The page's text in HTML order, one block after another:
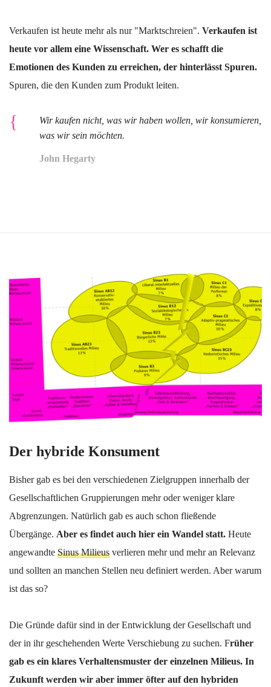
Verkaufen ist heute mehr als nur "Marktschreien". Verkaufen ist
heute vor allem eine Wissenschaft. Wer es schafft die
Emotionen des Kunden zu erreichen, der hinterlässt Spuren.
Spuren, die den Kunden zum Produkt leiten.
Wir kaufen nicht, was wir haben wollen, wir konsumieren,
was wir sein möchten.
John Hegarty
Der hybride Konsument
Bisher gab es bei den verschiedenen Zielgruppen innerhalb der
Gesellschaftlichen Gruppierungen mehr oder weniger klare
Abgrenzungen. Natürlich gab es auch schon fließende
Übergänge. Aber es findet auch hier ein Wandel statt. Heute
angewandte Sinus Milieus verlieren mehr und mehr an Relevanz
und sollten an manchen Stellen neu definiert werden. Aber warum
ist das so?
Die Gründe dafür sind in der Entwicklung der Gesellschaft und
der in ihr geschehenden Werte Verschiebung zu suchen. Früher
gab es ein klares Verhaltensmuster der einzelnen Milieus. In
Zukunft werden wir aber immer öfter auf den hybriden